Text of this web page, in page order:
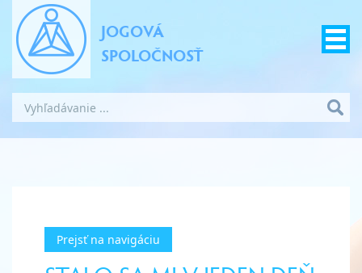
JOGOVÁ
SPOLOČNOSŤ
Prejsť na navigáciu